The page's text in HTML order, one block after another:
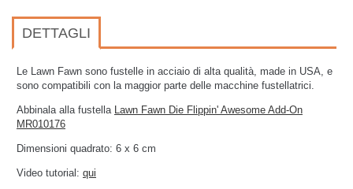
DETTAGLI
Le Lawn Fawn sono fustelle in acciaio di alta qualità, made in USA, e
sono compatibili con la maggior parte delle macchine fustellatrici.
Abbinala alla fustella Lawn Fawn Die Flippin' Awesome Add-On
MR010176
Dimensioni quadrato: 6 x 6 cm
Video tutorial: qui